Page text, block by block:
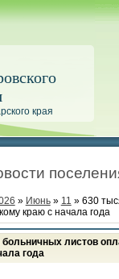
края
» Июнь » 11 » 630
краю с начала года
больничных листов
года